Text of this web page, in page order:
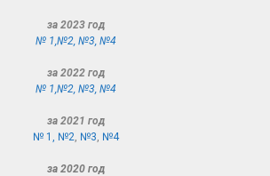
за 2023 год
№ 1, №2 №3 №4
за 2022 год
№ 1, №2 №3 №4
за 2021 год
№ 1,
№2 №3 №4
за 2020 год